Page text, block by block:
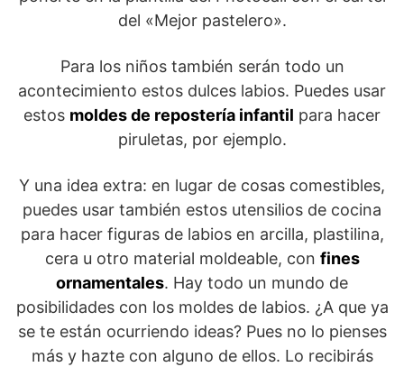
del «Mejor pastelero».
Para los niños también serán todo un
acontecimiento estos dulces labios. Puedes usar
estos moldes de repostería infantil para hacer
piruletas, por ejemplo.
Y una idea extra: en lugar de cosas comestibles,
puedes usar también estos utensilios de cocina
para hacer figuras de labios en arcilla, plastilina,
cera u otro material moldeable, con fines
ornamentales. Hay todo un mundo de
posibilidades con los moldes de labios. ¿A que ya
se te están ocurriendo ideas? Pues no lo pienses
más y hazte con alguno de ellos. Lo recibirás